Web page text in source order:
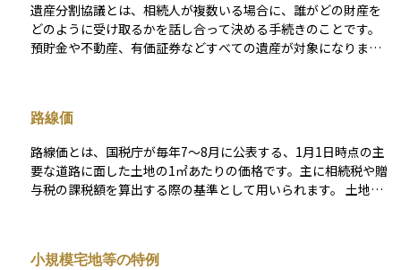
遺産分割協議とは、相続人が複数いる場合に、誰がどの財産を
どのように受け取るかを話し合って決める手続きのことです。
預貯金や不動産、有価証券などすべての遺産が対象になりま
いて分け方が指定されていないときに行われます。もし話し合
いがまとまらない場合は、家庭裁判所での調停手続きに進むこ
とになります。
路線価
路線価とは、国税庁が毎年7～8月に公表する、1月1日時点の主
要な道路に面した土地の1㎡あたりの価格です。主に相続税や贈
与税の課税額を算出する際の基準として用いられます。 土地の
土地の特性によって差が生じることもあります。 路線価は、土
小規模宅地等の特例